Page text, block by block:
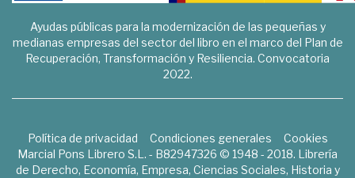
Ayudas públicas para la modernización de las pequeñas y
medianas empresas del sector del libro en el marco del Plan de
Recuperación, Transformación y Resiliencia. Convocatoria
2022.
Política de privacidad Condiciones generales
Cookies
Marcial Pons Librero S.L. - B82947326 © 1948 - 2018. Librería
de Derecho, Economía, Empresa, Ciencias Sociales, Historia y